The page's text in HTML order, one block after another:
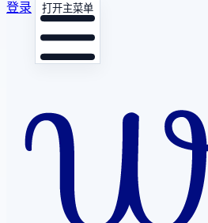
登录 打开主菜单